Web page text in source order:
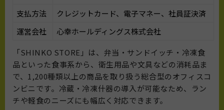
支払方法
クレジットカード、電子マネー、社員証決済
運営会社
心幸ホールディングス株式会社
「SHINKO STORE」は、弁当・サンドイッチ・冷凍食
品といった食事系から、衛生用品や文具などの消耗品ま
で、1,200種類以上の商品を取り扱う総合型のオフィスコ
ンビニです。冷蔵・冷凍什器の導入が可能なため、ラン
チや軽食のニーズにも幅広く対応できます。